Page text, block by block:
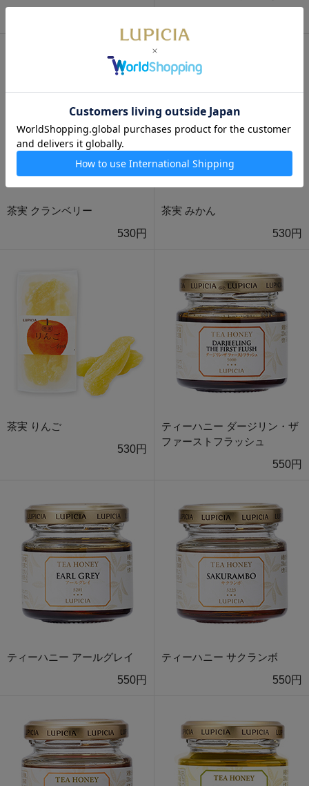
茶実 クランベリー
530円
茶実 みかん
530円
茶実 りんご
530円
ティーハニー ダージリン・ザ
ファーストフラッシュ
550円
ティーハニー アールグレイ
550円
ティーハニー サクランボ
550円